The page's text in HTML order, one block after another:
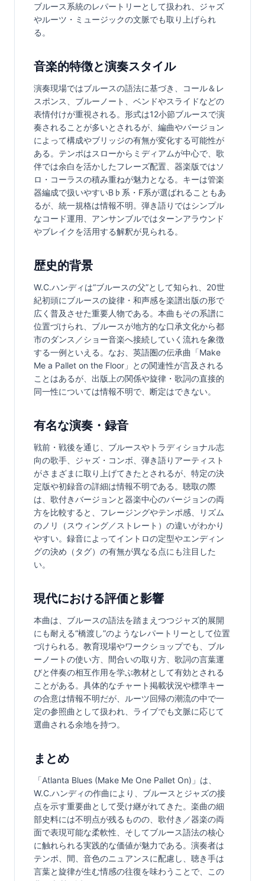
ブルース系統のレパートリーとして扱われ、ジャズ
やルーツ・ミュージックの文脈でも取り上げられ
る。
音楽的特徴と演奏スタイル
演奏現場ではブルースの語法に基づき、コール＆レ
スポンス、ブルーノート、ベンドやスライドなどの
表情付けが重視される。形式は12小節ブルースで演
奏されることが多いとされるが、編曲やバージョン
によって構成やブリッジの有無が変化する可能性が
ある。テンポはスローからミディアムが中心で、歌
伴では余白を活かしたフレーズ配置、器楽版ではソ
ロ・コーラスの積み重ねが魅力となる。キーは管楽
器編成で扱いやすいB♭系・F系が選ばれることもあ
るが、統一規格は情報不明。弾き語りではシンプル
なコード運用、アンサンブルではターンアラウンド
やブレイクを活用する解釈が見られる。
歴史的背景
W.C.ハンディは“ブルースの父”として知られ、20世
紀初頭にブルースの旋律・和声感を楽譜出版の形で
広く普及させた重要人物である。本曲もその系譜に
位置づけられ、ブルースが地方的な口承文化から都
市のダンス／ショー音楽へ接続していく流れを象徴
する一例といえる。なお、英語圏の伝承曲「Make
Me a Pallet on the Floor」との関連性が言及される
ことはあるが、出版上の関係や旋律・歌詞の直接的
同一性については情報不明で、断定はできない。
有名な演奏・録音
戦前・戦後を通じ、ブルースやトラディショナル志
向の歌手、ジャズ・コンボ、弾き語りアーティスト
がさまざまに取り上げてきたとされるが、特定の決
定版や初録音の詳細は情報不明である。聴取の際
は、歌付きバージョンと器楽中心のバージョンの両
方を比較すると、フレージングやテンポ感、リズム
のノリ（スウィング／ストレート）の違いがわかり
やすい。録音によってイントロの定型やエンディン
グの決め（タグ）の有無が異なる点にも注目した
い。
現代における評価と影響
本曲は、ブルースの語法を踏まえつつジャズ的展開
にも耐える“橋渡し”のようなレパートリーとして位置
づけられる。教育現場やワークショップでも、ブル
ーノートの使い方、間合いの取り方、歌詞の言葉運
びと伴奏の相互作用を学ぶ教材として有効とされる
ことがある。具体的なチャート掲載状況や標準キー
の合意は情報不明だが、ルーツ回帰の潮流の中で一
定の参照曲として扱われ、ライブでも文脈に応じて
選曲される余地を持つ。
まとめ
「Atlanta Blues (Make Me One Pallet On)」は、
W.C.ハンディの作曲により、ブルースとジャズの接
点を示す重要曲として受け継がれてきた。楽曲の細
部史料には不明点が残るものの、歌付き／器楽の両
面で表現可能な柔軟性、そしてブルース語法の核心
に触れられる実践的な価値が魅力である。演奏者は
テンポ、間、音色のニュアンスに配慮し、聴き手は
言葉と旋律が生む情感の往復を味わうことで、この